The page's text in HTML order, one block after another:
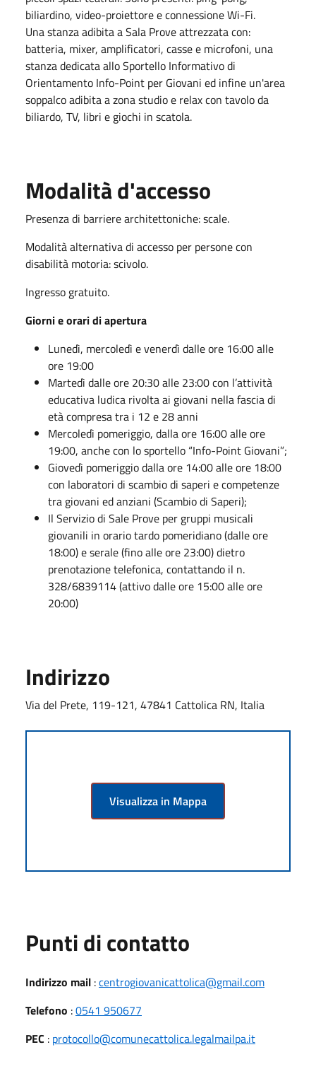
biliardino, video-proiettore e connessione Wi-Fi.
Una stanza adibita a Sala Prove attrezzata con:
batteria, mixer, amplificatori, casse e microfoni, una
stanza dedicata allo Sportello Informativo di
Orientamento Info-Point per Giovani ed infine un'area
soppalco adibita a zona studio e relax con tavolo da
biliardo, TV, libri e giochi in scatola.
Modalità d'accesso
Presenza di barriere architettoniche: scale.
Modalità alternativa di accesso per persone con
disabilità motoria: scivolo.
Ingresso gratuito.
Giorni e orari di apertura
Lunedì, mercoledì e venerdì dalle ore 16:00 alle
ore 19:00
Martedì dalle ore 20:30 alle 23:00 con l’attività
educativa ludica rivolta ai giovani nella fascia di
età compresa tra i 12 e 28 anni
Mercoledì pomeriggio, dalla ore 16:00 alle ore
19:00, anche con lo sportello “Info-Point Giovani”;
Giovedì pomeriggio dalla ore 14:00 alle ore 18:00
con laboratori di scambio di saperi e competenze
tra giovani ed anziani (Scambio di Saperi);
Il Servizio di Sale Prove per gruppi musicali
giovanili in orario tardo pomeridiano (dalle ore
18:00) e serale (fino alle ore 23:00) dietro
prenotazione telefonica, contattando il n.
328/6839114 (attivo dalle ore 15:00 alle ore
20:00)
Indirizzo
Via del Prete, 119-121, 47841 Cattolica RN, Italia
Visualizza in Mappa
Punti di contatto
Indirizzo mail :centrogiovanicattolica@gmail.com
Telefono :0541 950677
PEC : protocollo@comunecattolica.legalmailpa.it